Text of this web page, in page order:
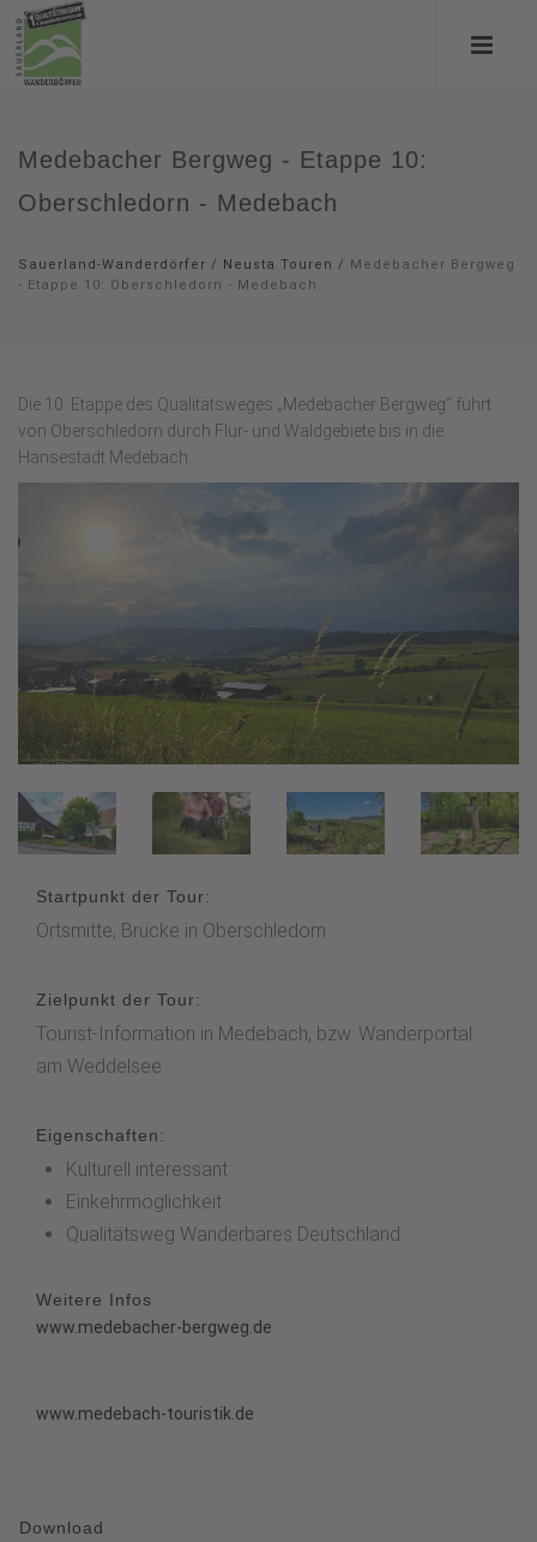
Medebacher Bergweg - Etappe 10:
Oberschledorn - Medebach
Sauerland-Wanderdörfer / Neusta Touren / Medebacher Bergweg
- Etappe 10: Oberschledorn - Medebach
Die 10. Etappe des Qualitätsweges „Medebacher Bergweg“ führt
von Oberschledorn durch Flur- und Waldgebiete bis in die
Hansestadt Medebach.
Startpunkt der Tour:
Ortsmitte, Brücke in Oberschledorn
Zielpunkt der Tour:
Tourist-Information in Medebach, bzw. Wanderportal
am Weddelsee
Eigenschaften:
Kulturell interessant
Einkehrmöglichkeit
Qualitätsweg Wanderbares Deutschland
Weitere Infos
www.medebacher-bergweg.de
www.medebach-touristik.de
Download